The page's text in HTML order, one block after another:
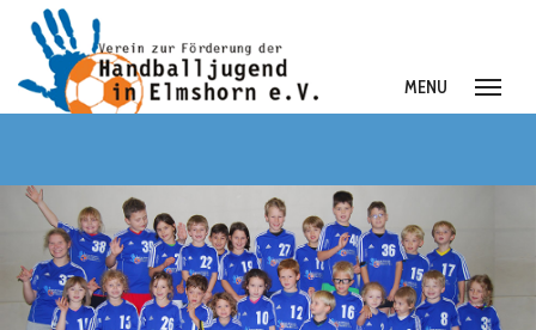
MENU
Was machen wir?